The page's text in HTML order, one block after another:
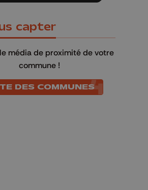
capter
média de proximité de votre
commune !
DES COMMUNES